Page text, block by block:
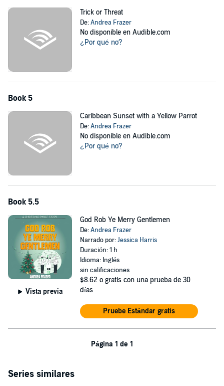
Trick or Threat
De:Andrea Frazer
No disponible en Audible.com
¿Por qué no?
Book 5
Caribbean Sunset with a Yellow Parrot
De:Andrea Frazer
No disponible en Audible.com
¿Por qué no?
Book 5.5
Vista previa
God Rob Ye Merry Gentlemen
De:Andrea Frazer
Narrado por:Jessica Harris
Duración: 1 h
Idioma: Inglés
sin calificaciones
$8.62 o gratis con una prueba de 30
días
Pruebe Estándar gratis
Página 1 de 1
Series similares